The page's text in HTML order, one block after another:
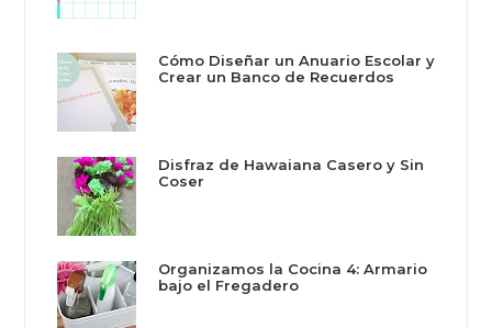
Cómo Diseñar un Anuario Escolar y
Crear un Banco de Recuerdos
Disfraz de Hawaiana Casero y Sin
Coser
Organizamos la Cocina 4: Armario
bajo el Fregadero